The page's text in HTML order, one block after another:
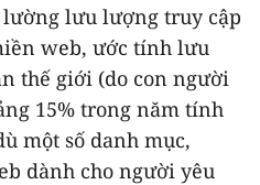
lưu lượng truy cập
web, ước tính lưu
thế giới (do con người
15% trong năm tính
một số danh mục,
dành cho người yêu